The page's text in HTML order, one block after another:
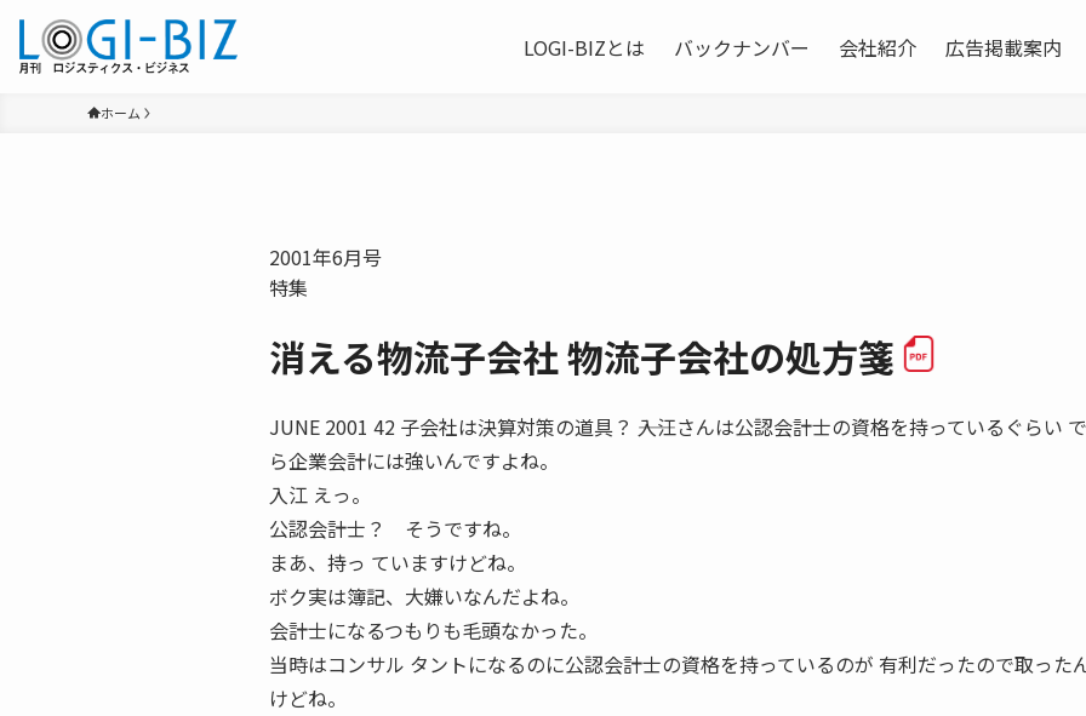
LOGI-BIZとは バックナンバー 会社紹介 広告掲載案内
ホーム
2001年6月号
特集
消える物流子会社 物流子会社の処方箋
JUNE 2001 42 子会社は決算対策の道具？ ――入江さんは公認会計士の資格を持っているぐらい
ら企業会計には強いんですよね。
入江 えっ。
公認会計士？ そうですね。
まあ、持っ ていますけどね。
ボク実は簿記、大嫌いなんだよね。
会計士になるつもりも毛頭なかった。
当時はコンサル タントになるのに公認会計士の資格を持っているのが 有利だったので取った
けどね。